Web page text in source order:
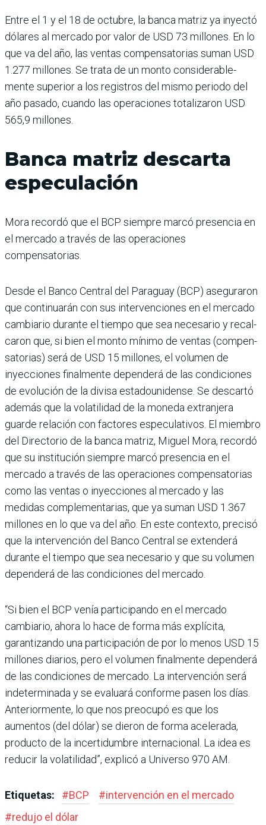
Entre el 1 y el 18 de octubre, la banca matriz ya inyectó
dóla­res al mercado por valor de USD 73 millones. En lo
que va del año, las ventas com­pensatorias suman USD
1.277 millones. Se trata de un monto considerable­
mente superior a los regis­tros del mismo periodo del
año pasado, cuando las ope­raciones totalizaron USD
565,9 millones.
Banca matriz descarta
especulación
Mora recordó que el BCP siempre marcó presencia en
el mercado a través de las operaciones
compensatorias.
Desde el Banco Central del Paraguay (BCP) asegura­ron
que continuarán con sus intervenciones en el mercado
cambiario durante el tiempo que sea necesario y recal­
caron que, si bien el monto mínimo de ventas (compen­
satorias) será de USD 15 millo­nes, el volumen de
inyecciones finalmente dependerá de las condiciones
de evolución de la divisa estadounidense. Se descartó
además que la volati­lidad de la moneda extranjera
guarde relación con factores especulativos. El miembro
del Directorio de la banca matriz, Miguel Mora, recordó
que su institución siempre marcó presencia en el
mercado a tra­vés de las operaciones com­pensatorias
como las ventas o inyecciones al mercado y las
medidas complementa­rias, que ya suman USD 1.367
millones en lo que va del año. En este contexto, precisó
que la intervención del Banco Cen­tral se extenderá
durante el tiempo que sea necesario y que su volumen
dependerá de las condiciones del mercado.
“Si bien el BCP venía partici­pando en el mercado
cambia­rio, ahora lo hace de forma más explícita,
garantizando una participación de por lo menos USD 15
millones diarios, pero el volumen finalmente dependerá
de las condiciones de mercado. La intervención será
indeterminada y se eva­luará conforme pasen los días.
Anteriormente, lo que nos pre­ocupó es que los
aumentos (del dólar) se dieron de forma ace­lerada,
producto de la incer­tidumbre internacional. La idea es
reducir la volatilidad”, explicó a Universo 970 AM.
Etiquetas: #BCP #intervención en el mercado
#redujo el dólar